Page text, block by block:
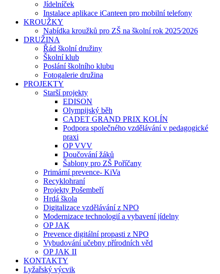
Jídelníček
Instalace aplikace iCanteen pro mobilní telefony
KROUŽKY
Nabídka kroužků pro ZŠ na školní rok 2025⁄2026
DRUŽINA
Řád školní družiny
Školní klub
Poslání školního klubu
Fotogalerie družina
PROJEKTY
Starší projekty
EDISON
Olympijský běh
CADET GRAND PRIX KOLÍN
Podpora společného vzdělávání v pedagogické
praxi
OP VVV
Doučování žáků
Šablony pro ZŠ Poříčany
Primární prevence- KiVa
Recyklohraní
Projekty Pošembeří
Hrdá škola
Digitalizace vzdělávání z NPO
Modernizace technologií a vybavení jídelny
OP JAK
Prevence digitální propasti z NPO
Vybudování učebny přírodních věd
OP JAK II
KONTAKTY
Lyžařský výcvik